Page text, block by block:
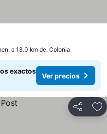
a 13.0 km de: Colonia
exactos
Ver precios
Compartir